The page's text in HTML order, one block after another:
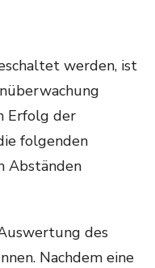
werden, ist
Erfolg der
folgenden
Abständen
des
Nachdem eine